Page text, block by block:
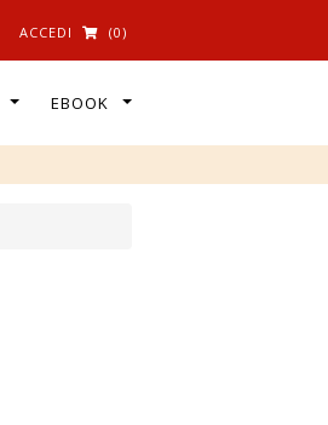
ACCEDI (0)
EBOOK